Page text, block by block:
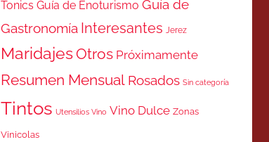
Tonics Guía de Enoturismo Guía de
Gastronomía Interesantes Jerez
MaridajesOtros Próximamente
Resumen Mensual Rosados Sin categoría
Tintos Utensilios Vino Vino Dulce Zonas
Vinicolas